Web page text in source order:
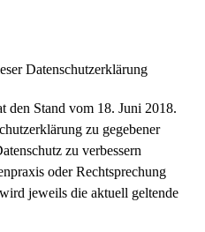
Datenschutzerklärung
den Stand vom 18. Juni 2018.
zu gegebener
zu verbessern
oder Rechtsprechung
jeweils die aktuell geltende